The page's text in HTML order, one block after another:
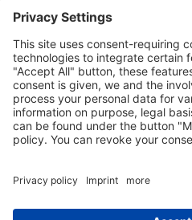
Impressum
Barrierefreiheitserklärung
Datenschutzerklärung
Newsletter abonieren
FacebookE‑Mail